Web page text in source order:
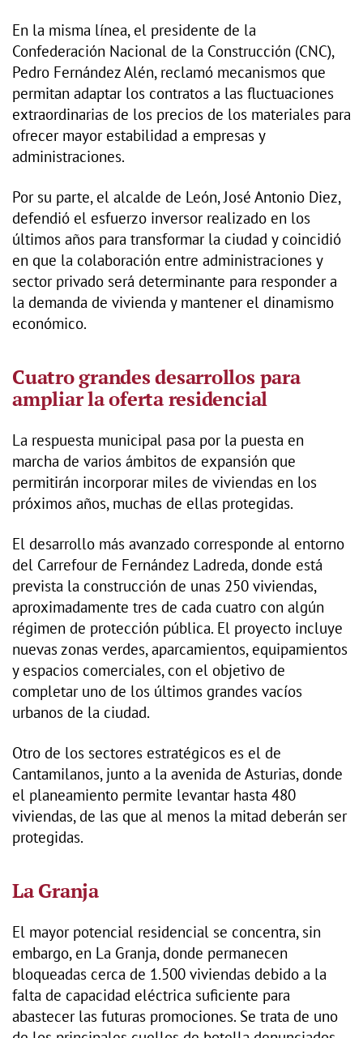
En la misma línea, el presidente de la
Confederación Nacional de la Construcción (CNC),
Pedro Fernández Alén, reclamó mecanismos que
permitan adaptar los contratos a las fluctuaciones
extraordinarias de los precios de los materiales para
ofrecer mayor estabilidad a empresas y
administraciones.
Por su parte, el alcalde de León, José Antonio Diez,
defendió el esfuerzo inversor realizado en los
últimos años para transformar la ciudad y coincidió
en que la colaboración entre administraciones y
sector privado será determinante para responder a
la demanda de vivienda y mantener el dinamismo
económico.
Cuatro grandes desarrollos para
ampliar la oferta residencial
La respuesta municipal pasa por la puesta en
marcha de varios ámbitos de expansión que
permitirán incorporar miles de viviendas en los
próximos años, muchas de ellas protegidas.
El desarrollo más avanzado corresponde al entorno
del Carrefour de Fernández Ladreda, donde está
prevista la construcción de unas 250 viviendas,
aproximadamente tres de cada cuatro con algún
régimen de protección pública. El proyecto incluye
nuevas zonas verdes, aparcamientos, equipamientos
y espacios comerciales, con el objetivo de
completar uno de los últimos grandes vacíos
urbanos de la ciudad.
Otro de los sectores estratégicos es el de
Cantamilanos, junto a la avenida de Asturias, donde
el planeamiento permite levantar hasta 480
viviendas, de las que al menos la mitad deberán ser
protegidas.
La Granja
El mayor potencial residencial se concentra, sin
embargo, en La Granja, donde permanecen
bloqueadas cerca de 1.500 viviendas debido a la
falta de capacidad eléctrica suficiente para
abastecer las futuras promociones. Se trata de uno